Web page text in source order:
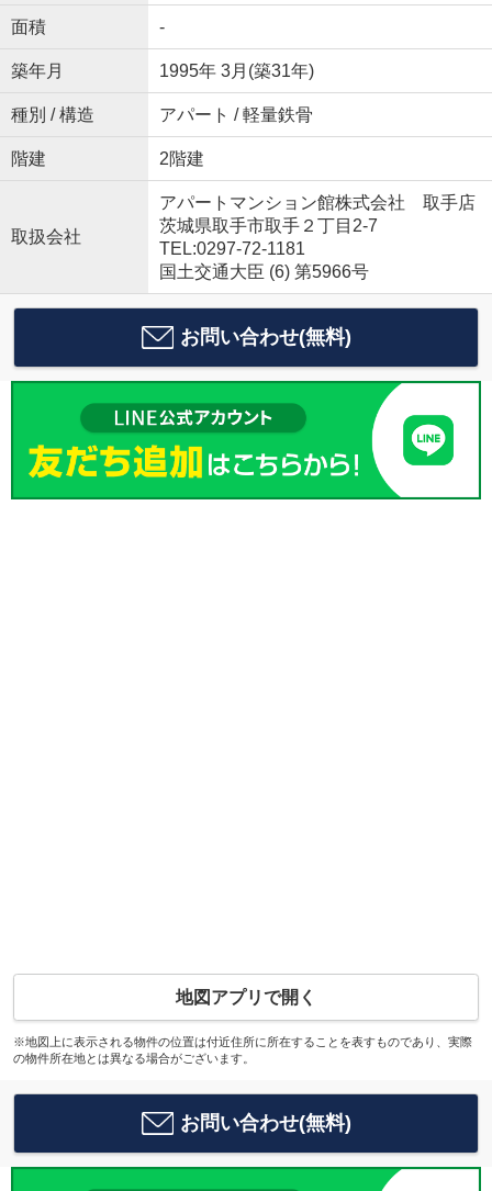
面積 -
築年月 1995年 3月(築31年)
種別 / 構造 アパート / 軽量鉄骨
階建 2階建
取扱会社
アパートマンション館株式会社 取手店
茨城県取手市取手２丁目2-7
TEL:0297-72-1181
国土交通大臣 (6) 第5966号
お問い合わせ(無料)
地図アプリで開く
※地図上に表示される物件の位置は付近住所に所在することを表すものであり、実際
の物件所在地とは異なる場合がございます。
お問い合わせ(無料)